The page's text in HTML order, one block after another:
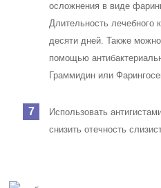
осложнения в виде
Длительность лечебного
десяти дней. Также
помощью
Граммидин или
Использовать
снизить отечность